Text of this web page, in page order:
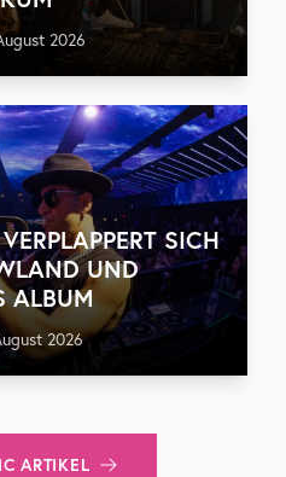
2026
SICH
UND
ALBUM
2026
ARTIKEL